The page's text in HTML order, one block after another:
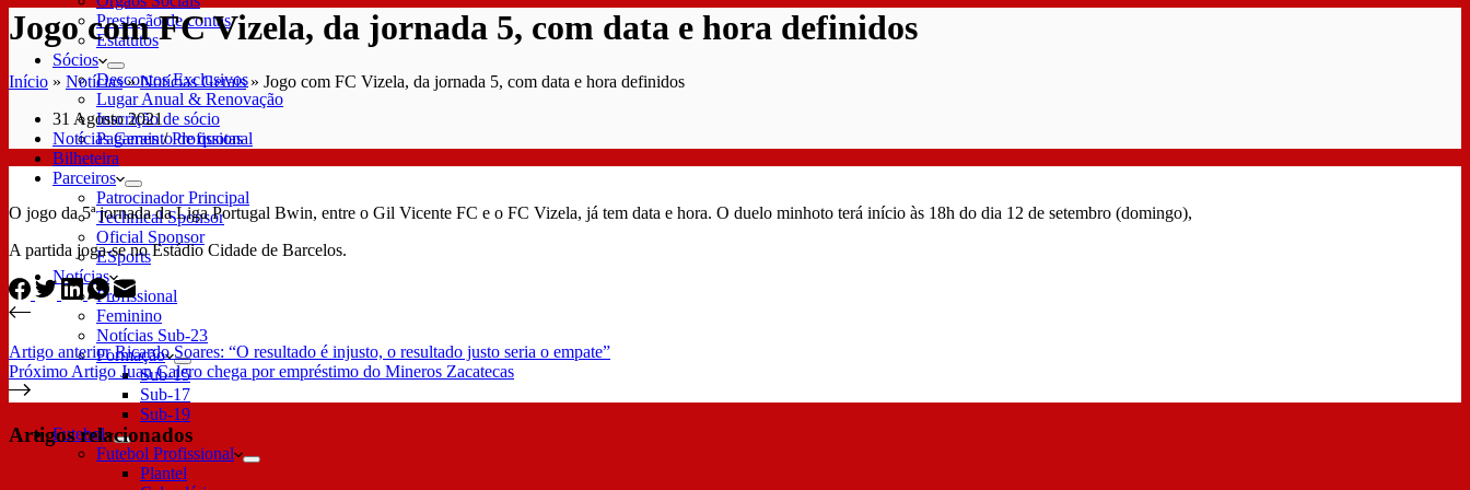
Prestação de contas
Estatutos
Sócios
Descontos Exclusivos
Lugar Anual & Renovação
Inscrição de sócio
Pagamento de quotas
Bilheteira
Parceiros
Patrocinador Principal
Technical Sponsor
Oficial Sponsor
ESports
Notícias
Profissional
Feminino
Notícias Sub-23
Formação
Sub-15
Sub-17
Sub-19
Futebol
Futebol Profissional
Plantel
Jogo com FC Vizela, da jornada 5, com data e hora definidos
Início » Notícias»Notícias Gerais» Jogo com FC Vizela, da jornada 5, com data e hora definidos
31 Agosto 2021
Notícias Gerais/Profissional
O jogo da 5ª jornada da Liga Portugal Bwin, entre o Gil Vicente FC e o FC Vizela, já tem data e hora. O duelo minhoto terá início às 18h do dia 12 de setembro (domingo),
A partida joga-se no Estádio Cidade de Barcelos.
Artigo anteriorRicardo Soares: “O resultado é injusto, o resultado justo seria o empate”
Próximo Artigo Juan Calero chega por empréstimo do Mineros Zacatecas
Artigos relacionados